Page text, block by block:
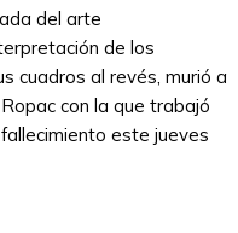
del arte
de los
cuadros al revés, murió a
con la que trabajó
este jueves